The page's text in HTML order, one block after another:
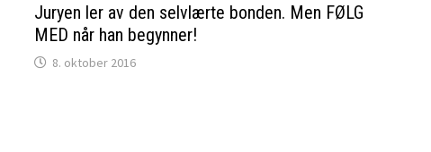
Juryen ler av den selvlærte bonden. Men FØLG
MED når han begynner!
8. oktober 2016